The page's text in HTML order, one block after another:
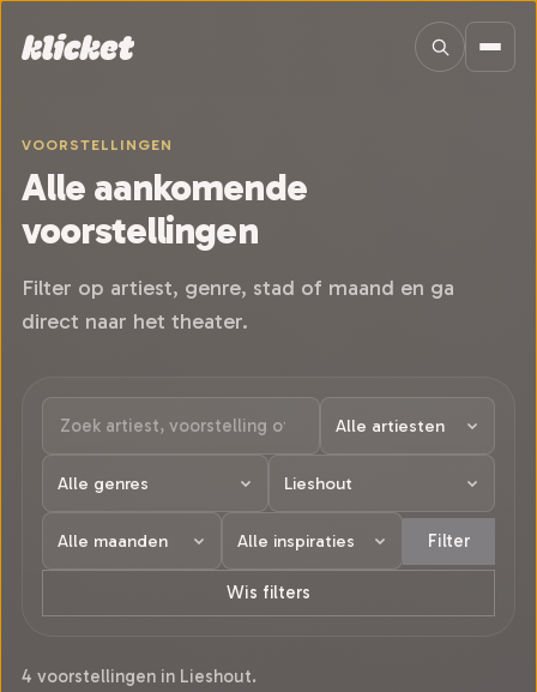
VOORSTELLINGEN
Alle aankomende
voorstellingen
Filter op artiest, genre, stad of maand en ga
direct naar het theater.
Filter
Wis filters
4 voorstellingen in Lieshout.